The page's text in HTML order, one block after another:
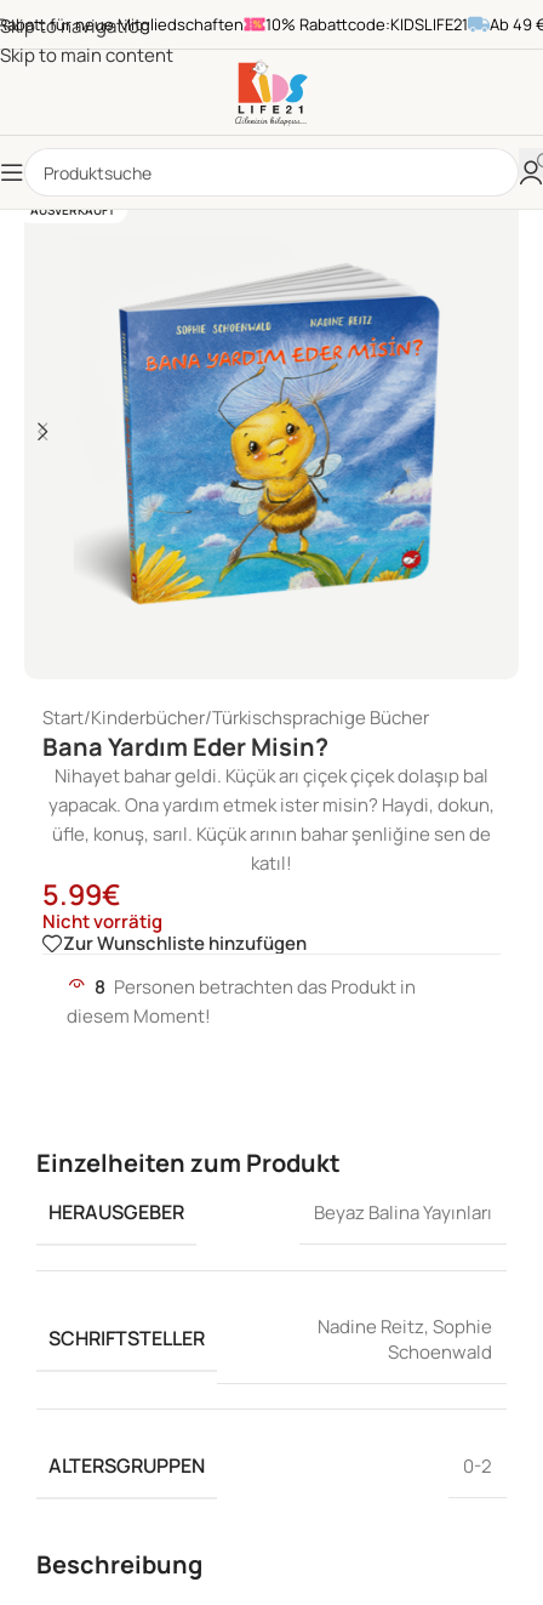
Skip to navigation
Skip to main content
für neue Mitgliedschaften 10% Rabattcode:KIDSLIFE21 Ab 49 €
AUSVERKAUFT
Start/Kinderbücher/Türkischsprachige Bücher
Bana Yardım Eder Misin?
Nihayet bahar geldi. Küçük arı çiçek çiçek dolaşıp bal
yapacak. Ona yardım etmek ister misin? Haydi, dokun,
üfle, konuş, sarıl. Küçük arının bahar şenliğine sen de
katıl!
5.99€
Nicht vorrätig
Zur Wunschliste hinzufügen
8 Personen betrachten das Produkt in
diesem Moment!
Einzelheiten zum Produkt
HERAUSGEBER Beyaz Balina Yayınları
SCHRIFTSTELLER Nadine Reitz,Sophie
Schoenwald
ALTERSGRUPPEN 0-2
Beschreibung